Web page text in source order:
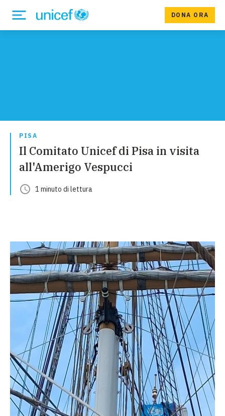
DONA ORA
PISA
Il Comitato Unicef di Pisa in visita
all'Amerigo Vespucci
1 minuto di lettura